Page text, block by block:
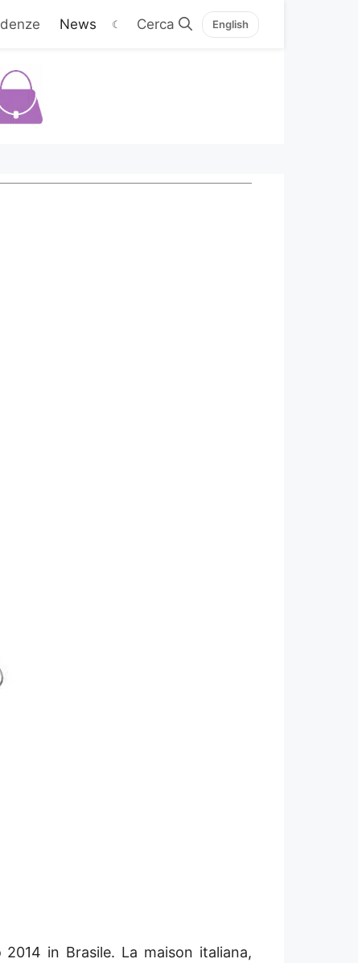
News ☾ English
in Brasile. La maison italiana,